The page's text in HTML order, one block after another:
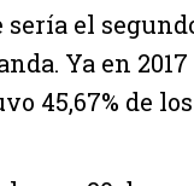
sería el
Ya en
45,67% de